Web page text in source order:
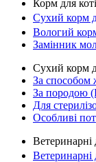
Корм для
Сухий корм
Вологий
Замінник
Сухий корм
За способом
За породою
Для
Особливі
Ветеринарні
Ветеринарні